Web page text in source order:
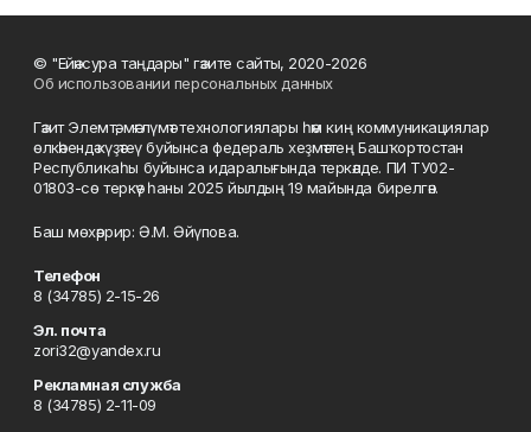
© "Ейәнсура таңдары" гәзите сайты, 2020-2026
Об использовании персональных данных
Гәзит Элемтә, мәғлүмәт технологиялары һәм киң коммуникациялар
өлкәһендә күҙәтеү буйынса федераль хеҙмәттең Башҡортостан
Республикаһы буйынса идаралығында теркәлде. ПИ ТУ02-
01803-сө теркәү һаны 2025 йылдың 19 майында бирелгән.
Баш мөхәррир: Ә.М. Әйүпова.
Телефон
8 (34785) 2-15-26
Эл. почта
zori32@yandex.ru
Рекламная служба
8 (34785) 2-11-09